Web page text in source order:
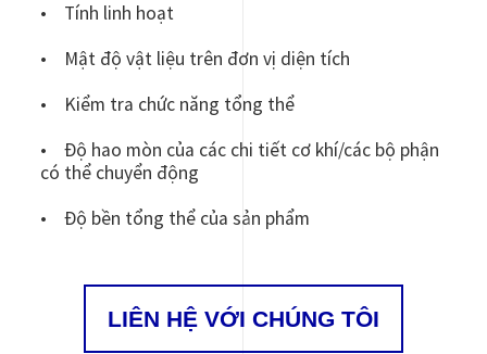
• Tính linh hoạt
• Mật độ vật liệu trên đơn vị diện tích
• Kiểm tra chức năng tổng thể
• Độ hao mòn của các chi tiết cơ khí/các bộ phận
có thể chuyển động
• Độ bền tổng thể của sản phẩm
LIÊN HỆ VỚI CHÚNG TÔI